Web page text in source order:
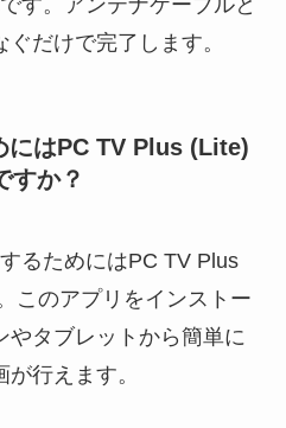
だけで完了します。
にはPC TV Plus (Lite)
すか？
るためにはPC TV Plus
このアプリをインストー
やタブレットから簡単に
行えます。